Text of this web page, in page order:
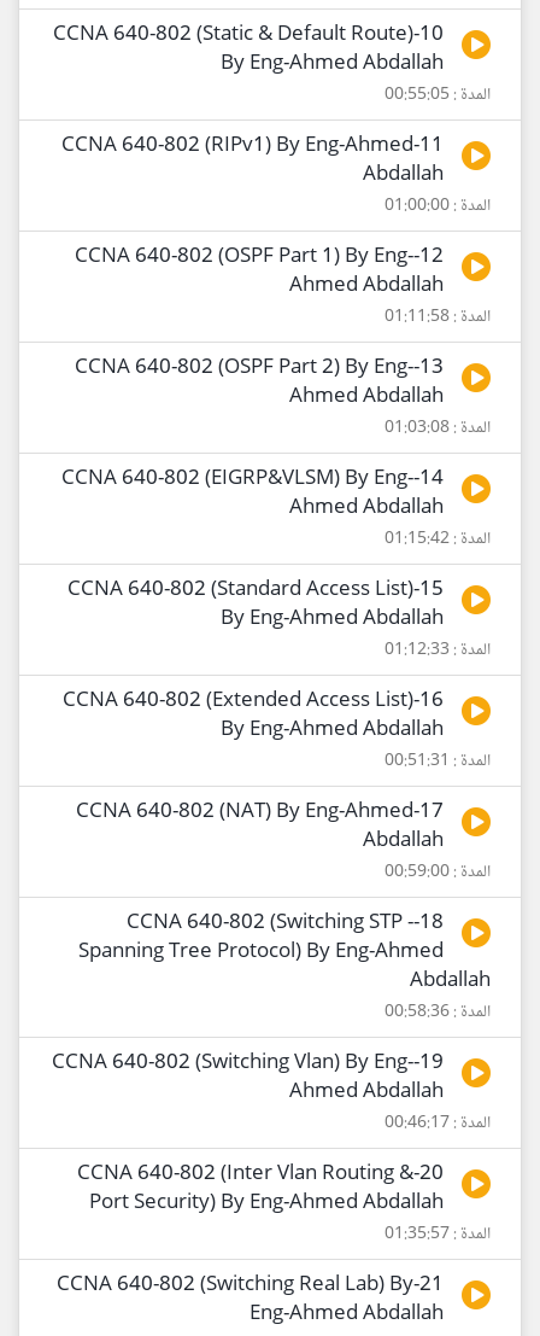
10-CCNA 640-802 (Static & Default Route)
By Eng-Ahmed Abdallah
المدة : 00:55:05
11-CCNA 640-802 (RIPv1) By Eng-Ahmed
Abdallah
المدة : 01:00:00
12-CCNA 640-802 (OSPF Part 1) By Eng-
Ahmed Abdallah
المدة : 01:11:58
13-CCNA 640-802 (OSPF Part 2) By Eng-
Ahmed Abdallah
المدة : 01:03:08
14-CCNA 640-802 (EIGRP&VLSM) By Eng-
Ahmed Abdallah
المدة : 01:15:42
15-CCNA 640-802 (Standard Access List)
By Eng-Ahmed Abdallah
المدة : 01:12:33
16-CCNA 640-802 (Extended Access List)
By Eng-Ahmed Abdallah
المدة : 00:51:31
17-CCNA 640-802 (NAT) By Eng-Ahmed
Abdallah
المدة : 00:59:00
18-CCNA 640-802 (Switching STP -
Spanning Tree Protocol) By Eng-Ahmed
Abdallah
المدة : 00:58:36
19-CCNA 640-802 (Switching Vlan) By Eng-
Ahmed Abdallah
المدة : 00:46:17
20-CCNA 640-802 (Inter Vlan Routing &
Port Security) By Eng-Ahmed Abdallah
المدة : 01:35:57
21-CCNA 640-802 (Switching Real Lab) By
Eng-Ahmed Abdallah